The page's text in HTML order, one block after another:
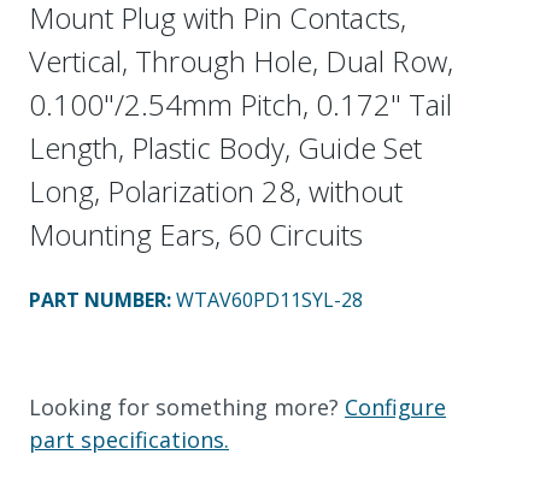
Mount Plug with Pin Contacts,
Vertical, Through Hole, Dual Row,
0.100"/2.54mm Pitch, 0.172" Tail
Length, Plastic Body, Guide Set
Long, Polarization 28, without
Mounting Ears, 60 Circuits
PART NUMBER:WTAV60PD11SYL-28
Looking for something more? Configure
part specifications.